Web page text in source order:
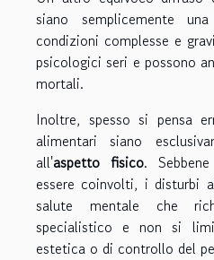
siano semplicemente una
condizioni complesse e
psicologici seri e possono
mortali.
Inoltre, spesso si pensa
alimentari siano
all'aspetto fisico.
essere coinvolti, i disturbi
salute mentale che
specialistico e non si
estetica o di controllo del